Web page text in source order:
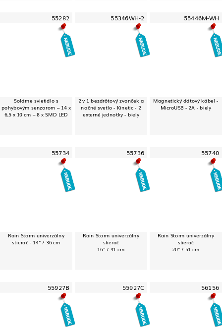
55282
Solárne svietidlo s
pohybovým senzorom – 14 x
6,5 x 10 cm – 8 x SMD LED
55346WH-2
2 v 1 bezdrôtový zvonček a
nočné svetlo - Kinetic - 2
externé jednotky - biely
55446M-WH
Magnetický dátový kábel -
MicroUSB - 2A - biely
55734
Rain Storm univerzálny
stierač - 14" / 36 cm
55736
Rain Storm univerzálny
stierač
16" / 41 cm
55740
Rain Storm univerzálny
stierač
20" / 51 cm
55927B 55927C 56156